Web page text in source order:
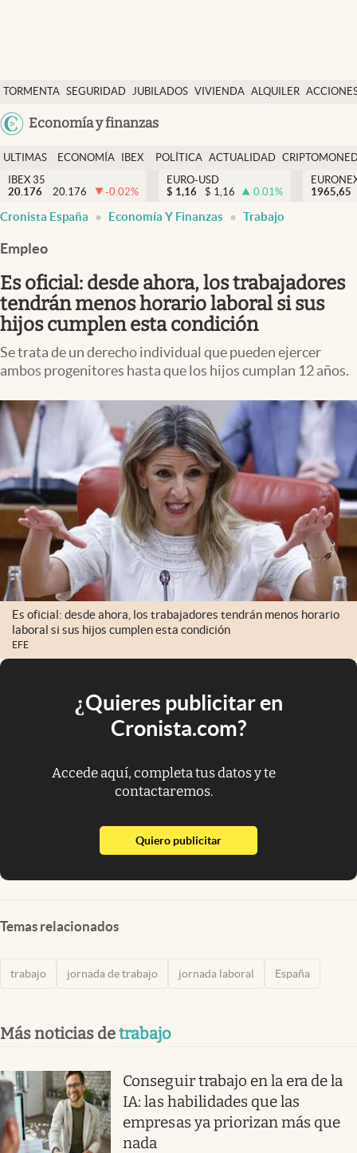
TORMENTA SEGURIDAD JUBILADOS VIVIENDA ALQUILER
USA
Economía y finanzas
Economía y finanzas
Política
Actualidad
Criptomonedas
España
ULTIMAS
NOTICIAS
ECONOMÍA
FINANZAS
IBEX
EURO
POLÍTICA ACTUALIDAD
IBEX 35
20.176
20.176 -0.02%
EURO-USD
$ 1,16 $ 1,16 0.01%
1965,65
Cronista España Economía Y Finanzas Trabajo
Empleo
Es oficial: desde ahora, los trabajadores
tendrán menos horario laboral si sus
hijos cumplen esta condición
Se trata de un derecho individual que pueden ejercer
ambos progenitores hasta que los hijos cumplan 12 años.
Es oficial: desde ahora, los trabajadores tendrán menos horario
laboral si sus hijos cumplen esta condición
EFE
¿Quieres publicitar en
Cronista.com?
Accede aquí, completa tus datos y te
contactaremos.
Quiero publicitarabre en nueva pestaña
Temas relacionados
trabajo jornada de trabajo jornada laboral España
Más noticias detrabajo
Conseguir trabajo en la era de la
IA: las habilidades que las
empresas ya priorizan más que
nada